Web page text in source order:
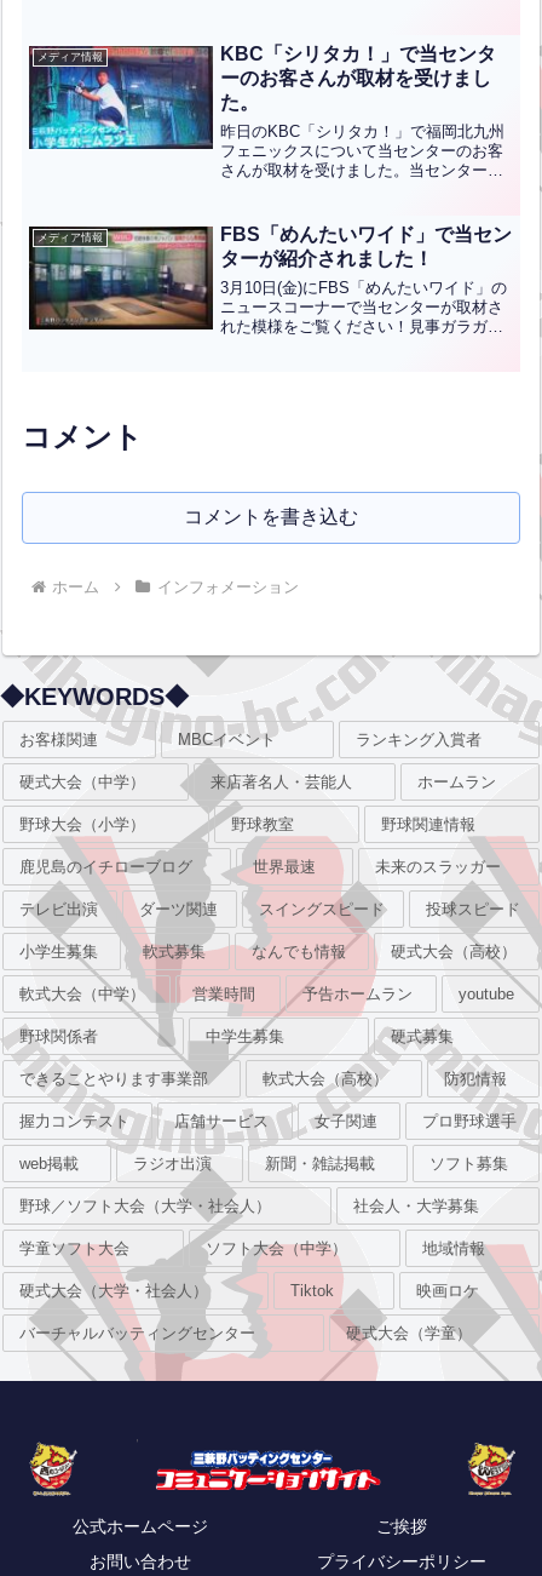
て本日放送されました！！元ホークスの
斉藤和巳さんと...全文はクリック
メディア情報
KBC「シリタカ！」で当センタ
ーのお客さんが取材を受けまし
た。
昨日のKBC「シリタカ！」で福岡北九州
フェニックスについて当センターのお客
さんが取材を受けました。当センターの
生徒が紹介されています。抜粋した動画
をアップしていますの...全文はクリック
メディア情報
FBS「めんたいワイド」で当セン
ターが紹介されました！
3月10日(金)にFBS「めんたいワイド」の
ニュースコーナーで当センターが取材さ
れた模様をご覧ください！見事ガラガラ
コメント
コメントを書き込む
ホーム インフォメーション
◆KEYWORDS◆
お客様関連 MBCイベント ランキング入賞者
硬式大会（中学） 来店著名人・芸能人 ホームラン
野球大会（小学） 野球教室 野球関連情報
鹿児島のイチローブログ 世界最速 未来のスラッガー
テレビ出演 ダーツ関連 スイングスピード 投球スピード
小学生募集 軟式募集 なんでも情報 硬式大会（高校）
軟式大会（中学） 営業時間 予告ホームラン youtube
野球関係者 中学生募集 硬式募集
できることやります事業部 軟式大会（高校） 防犯情報
握力コンテスト 店舗サービス 女子関連 プロ野球選手
web掲載 ラジオ出演 新聞・雑誌掲載 ソフト募集
野球／ソフト大会（大学・社会人） 社会人・大学募集
学童ソフト大会 ソフト大会（中学） 地域情報
硬式大会（大学・社会人） Tiktok 映画ロケ
バーチャルバッティングセンター 硬式大会（学童）
公式ホームページ
ご挨拶
お問い合わせ
プライバシーポリシー